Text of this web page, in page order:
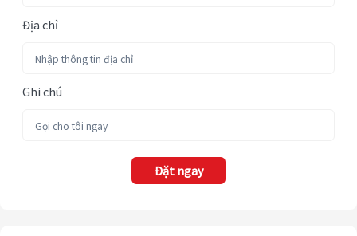
Địa chỉ
Ghi chú
Đặt ngay